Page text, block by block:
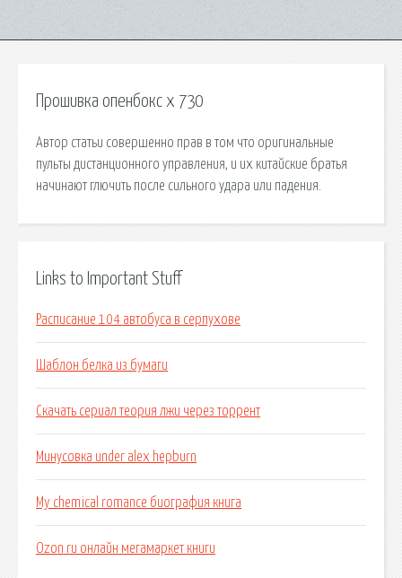
Прошивка опенбокс х 730
Автор статьи совершенно прав в том что оригинальные
пульты дистанционного управления, и их китайские братья
начинают глючить после сильного удара или падения.
Links to Important Stuff
Расписание 104 автобуса в серпухове
Шаблон белка из бумаги
Скачать сериал теория лжи через торрент
Минусовка under alex hepburn
My chemical romance биография книга
Ozon ru онлайн мегамаркет книги